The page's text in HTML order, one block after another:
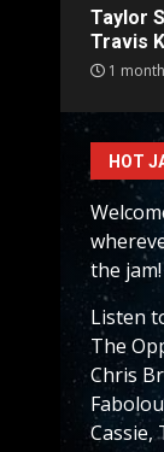
Taylor
Travis
1
HOT
the jam!
Listen
The
Chris
Cassie,